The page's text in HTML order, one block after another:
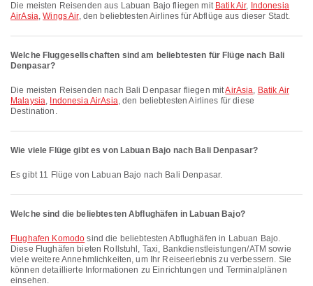
Die meisten Reisenden aus Labuan Bajo fliegen mit Batik Air, Indonesia
AirAsia,Wings Air, den beliebtesten Airlines für Abflüge aus dieser Stadt.
Welche Fluggesellschaften sind am beliebtesten für Flüge nach Bali
Denpasar?
Die meisten Reisenden nach Bali Denpasar fliegen mitAirAsia, Batik Air
Malaysia, Indonesia AirAsia, den beliebtesten Airlines für diese
Destination.
Wie viele Flüge gibt es von Labuan Bajo nach Bali Denpasar?
Es gibt 11 Flüge von Labuan Bajo nach Bali Denpasar.
Welche sind die beliebtesten Abflughäfen in Labuan Bajo?
Flughafen Komodo sind die beliebtesten Abflughäfen in Labuan Bajo.
Diese Flughäfen bieten Rollstuhl, Taxi, Bankdienstleistungen/ATM sowie
viele weitere Annehmlichkeiten, um Ihr Reiseerlebnis zu verbessern. Sie
können detaillierte Informationen zu Einrichtungen und Terminalplänen
einsehen.